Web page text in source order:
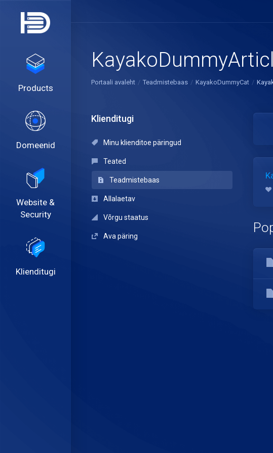
Products
Domeenid
Website &
Security
Klienditugi
Portaali avaleht Teadmistebaas KayakoDummyCat
Klienditugi
Minu klienditoe päringud
Teated
Teadmistebaas
Allalaetav
Võrgu staatus
Ava päring